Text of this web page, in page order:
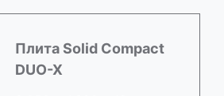
Плита Solid Compact
DUO-X